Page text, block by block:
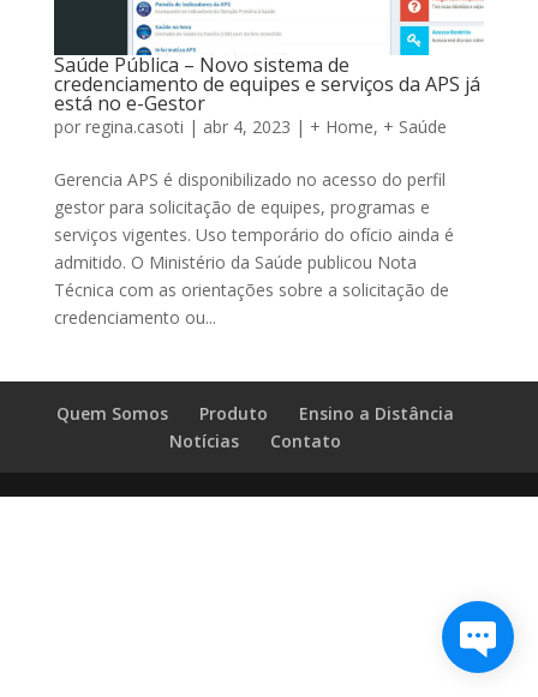
Saúde Pública – Novo sistema de
credenciamento de equipes e serviços da APS já
está no e-Gestor
por regina.casoti | abr 4, 2023 | + Home, + Saúde
Gerencia APS é disponibilizado no acesso do perfil
gestor para solicitação de equipes, programas e
serviços vigentes. Uso temporário do ofício ainda é
admitido. O Ministério da Saúde publicou Nota
Técnica com as orientações sobre a solicitação de
credenciamento ou...
Quem Somos Produto
Ensino a Distância
Notícias
Contato